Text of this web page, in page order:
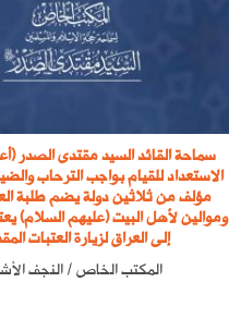
سماحة القائد السيد مقتدى الصدر
الاستعداد للقيام بواجب الترحاب
مؤلف من ثلاثين دولة يضم طلبة
وموالين لأهل البيت (عليهم السلام)
إلى العراق لزيارة العتبات
المكتب الخاص / النجف